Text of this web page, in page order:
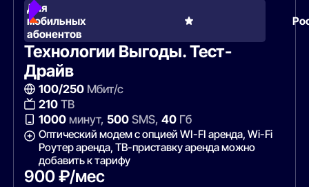
Для
мобильных
абонентов
Технологии Выгоды. Тест-
Драйв
100/250Мбит/с
210ТВ
1000минут, 500SMS, 40Гб
Оптический модем с опцией WI-FI аренда, Wi-Fi
Роутер аренда, ТВ-приставку аренда можно
добавить к тарифу
900 ₽/мес